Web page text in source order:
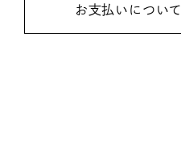
お支払いについて